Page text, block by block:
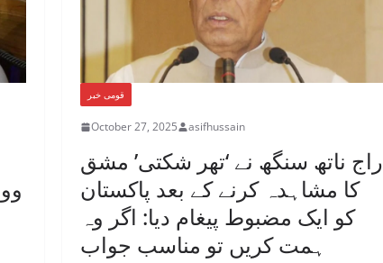
قومی خبر
October 27, 2025 asifhussain
راج ناتھ سنگھ نے ‘تھر شکتی’ مشق
کا مشاہدہ کرنے کے بعد پاکستان
کو ایک مضبوط پیغام دیا: اگر وہ
ہمت کریں تو مناسب جواب